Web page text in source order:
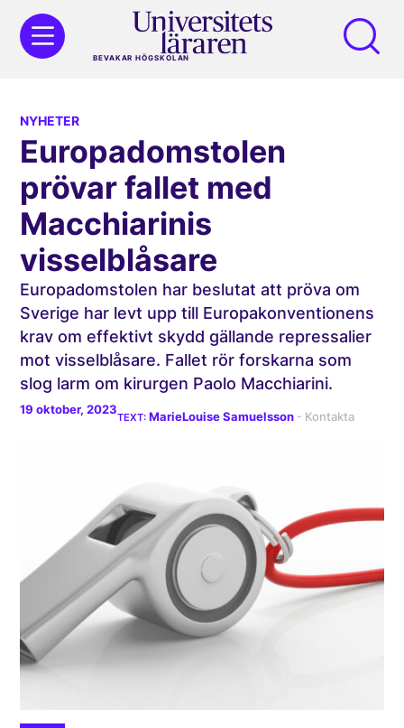
BEVAKAR HÖGSKOLAN
NYHETER
Europadomstolen
prövar fallet med
Macchiarinis
visselblåsare
Europadomstolen har beslutat att pröva om
Sverige har levt upp till Europakonventionens
krav om effektivt skydd gällande repressalier
mot visselblåsare. Fallet rör forskarna som
slog larm om kirurgen Paolo Macchiarini.
19 oktober, 2023
MarieLouise Samuelsson